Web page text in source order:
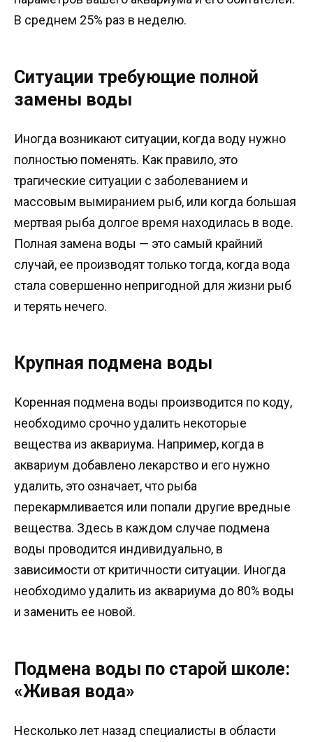
В среднем 25% раз в неделю.
Ситуации требующие полной
замены воды
Иногда возникают ситуации, когда воду нужно
полностью поменять. Как правило, это
трагические ситуации с заболеванием и
массовым вымиранием рыб, или когда большая
мертвая рыба долгое время находилась в воде.
Полная замена воды — это самый крайний
случай, ее производят только тогда, когда вода
стала совершенно непригодной для жизни рыб
и терять нечего.
Крупная подмена воды
Коренная подмена воды производится по коду,
необходимо срочно удалить некоторые
вещества из аквариума. Например, когда в
аквариум добавлено лекарство и его нужно
удалить, это означает, что рыба
перекармливается или попали другие вредные
вещества. Здесь в каждом случае подмена
воды проводится индивидуально, в
зависимости от критичности ситуации. Иногда
необходимо удалить из аквариума до 80% воды
и заменить ее новой.
Подмена воды по старой школе:
«Живая вода»
Несколько лет назад специалисты в области